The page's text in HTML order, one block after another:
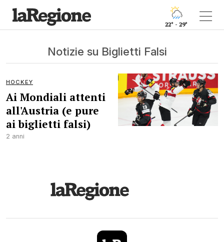
22° - 29°
Notizie su Biglietti Falsi
HOCKEY
Ai Mondiali attenti
all'Austria (e pure
ai biglietti falsi)
2 anni